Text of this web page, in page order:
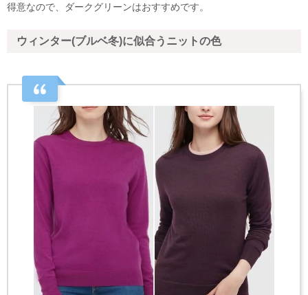
得意なので、ダークグリーンはおすすめです。
ウィンター(ブルベ冬)に似合うニットの色